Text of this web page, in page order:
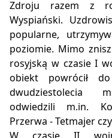
Zdroju razem z
Wyspiański.
popularne,
poziomie. Mimo
rosyjską w czasie I
obiekt powrócił
dwudziestolecia
odwiedzili m.in.
Przerwa - Tetmajer